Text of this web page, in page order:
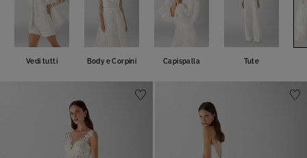
Vedi tutti Body e Corpini Capispalla Tute